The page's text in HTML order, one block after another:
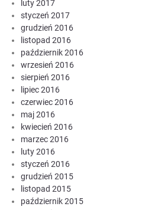
luty 2017
styczeń 2017
grudzień 2016
listopad 2016
październik 2016
wrzesień 2016
sierpień 2016
lipiec 2016
czerwiec 2016
maj 2016
kwiecień 2016
marzec 2016
luty 2016
styczeń 2016
grudzień 2015
listopad 2015
październik 2015